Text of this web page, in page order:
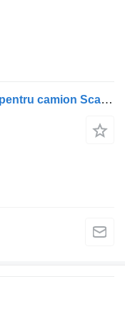
Ambreiaj Scania cilindru 1849429 pentru camion Scania